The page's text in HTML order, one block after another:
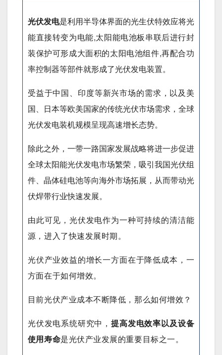
光伏发电是利用半导体界面的光生伏特效应将光
能直接转变为电能,太阳能电池板串联后进行封
装保护可形成大面积的太阳电池组件,再配合功
率控制器等部件就形成了光伏发电装置。
受益于中国、印度等新兴市场的需求，以及美
国、日本等欧美国家的传统光伏市场需求，全球
光伏发电装机规模呈现高速增长态势。
除此之外，一带一路国家发展战略将进一步促进
全球太阳能光伏发电市场繁荣，吸引我国光伏组
件、晶体硅电池等向海外市场拓展，从而带动光
伏焊带行业快速发展。
由此可见，光伏发电作为一种可持续的清洁能
源，进入了快速发展时期。
光伏产业效益的增长一方面在于降低成本，一
方面在于如何增效。
目前光伏产业成本不断降低，那么如何增效？
光伏发电系统研究中，提高发电效率以及设备
使用寿命是光伏产业发展的重要目标之一。